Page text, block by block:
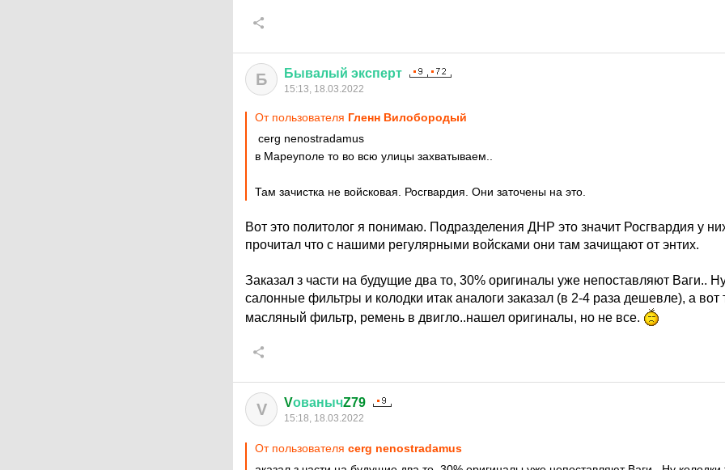
Б Бывалый эксперт
15:13, 18.03.2022
От пользователя Гленн Вилобородый
cerg nenostradamus
в Мареуполе то во всю улицы захватываем..
Там зачистка не войсковая. Росгвардия. Они заточены на это.
Вот это политолог я понимаю. Подразделения ДНР это значит Росгвардия у
прочитал что с нашими регулярными войсками они там зачищают от энтих.
Заказал з части на будущие два то, 30% оригиналы уже непоставляют Ваги..
салонные фильтры и колодки итак аналоги заказал (в 2-4 раза дешевле), а вот
масляный фильтр, ремень в двигло..нашел оригиналы, но не все.
V VованычZ79
15:18, 18.03.2022
От пользователя cerg nenostradamus